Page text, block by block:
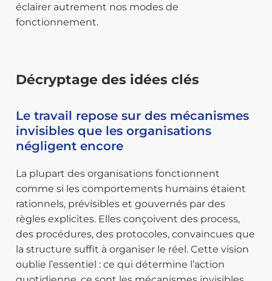
éclairer autrement nos modes de
fonctionnement.
Décryptage des idées clés
Le travail repose sur des mécanismes
invisibles que les organisations
négligent encore
La plupart des organisations fonctionnent
comme si les comportements humains étaient
rationnels, prévisibles et gouvernés par des
règles explicites. Elles conçoivent des process,
des procédures, des protocoles, convaincues que
la structure suffit à organiser le réel. Cette vision
oublie l’essentiel : ce qui détermine l’action